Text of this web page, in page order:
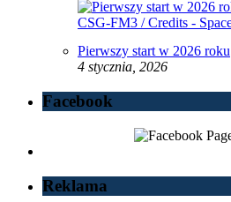
Pierwszy start w 2026 roku
4 stycznia, 2026
Facebook
Reklama